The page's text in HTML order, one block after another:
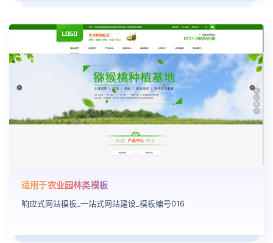
适用于农业园林类模板
响应式网站模板_一站式网站建设_模板编号016